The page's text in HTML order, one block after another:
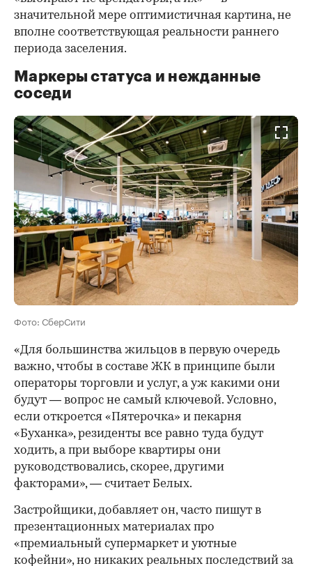
значительной мере оптимистичная картина, не
вполне соответствующая реальности раннего
периода заселения.
Маркеры статуса и нежданные
соседи
Фото: СберСити
«Для большинства жильцов в первую очередь
важно, чтобы в составе ЖК в принципе были
операторы торговли и услуг, а уж какими они
будут — вопрос не самый ключевой. Условно,
если откроется «Пятерочка» и пекарня
«Буханка», резиденты все равно туда будут
ходить, а при выборе квартиры они
руководствовались, скорее, другими
факторами», — считает Белых.
Застройщики, добавляет он, часто пишут в
презентационных материалах про
«премиальный супермаркет и уютные
кофейни», но никаких реальных последствий за